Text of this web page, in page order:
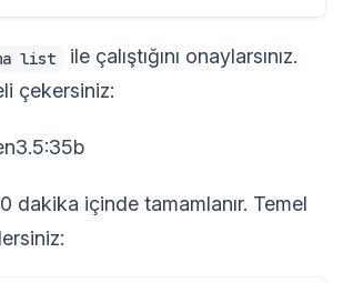
list
ile çalıştığını onaylarsınız.
çekersiniz:
dakika içinde tamamlanır. Temel